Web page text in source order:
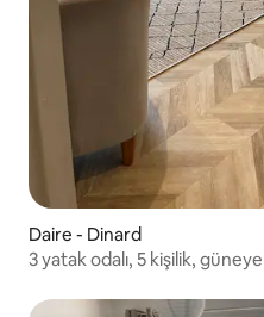
Daire - Dinard
3 yatak odalı, 5 kişilik,